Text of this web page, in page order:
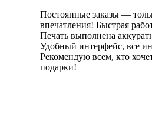
Постоянные заказы —
впечатления! Быстрая
Печать выполнена
Удобный интерфейс, все
Рекомендую всем, кто
подарки!